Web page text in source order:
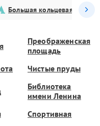
Большая кольцевая
Преображенская
площадь
Чистые пруды
Библиотека
имени Ленина
Спортивная